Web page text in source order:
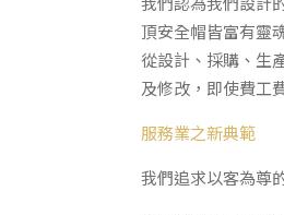
我們認為我們設計
頂安全帽皆富有靈
從設計、採購、生
及修改，即使費工
服務業之新典範
我們追求以客為尊